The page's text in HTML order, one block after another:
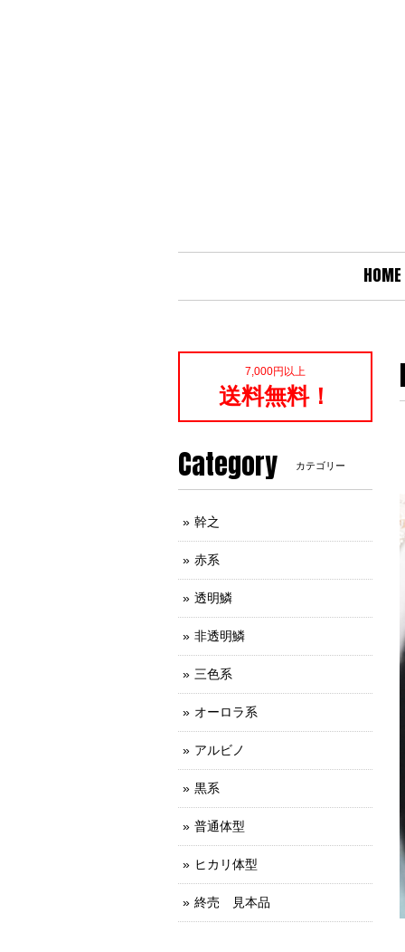
HOME
7,000円以上
送料無料！
Category カテゴリー
幹之
赤系
透明鱗
非透明鱗
三色系
オーロラ系
アルビノ
黒系
普通体型
ヒカリ体型
終売 見本品